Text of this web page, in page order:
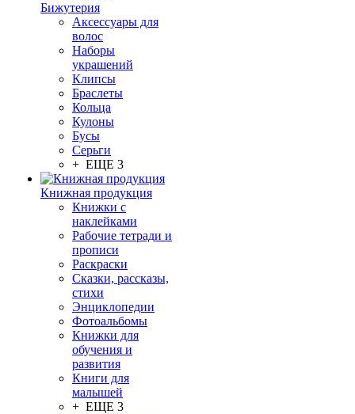
Бижутерия
Аксессуары для
волос
Наборы
украшений
Клипсы
Браслеты
Кольца
Кулоны
Бусы
Серьги
+ ЕЩЕ 3
Книжная продукция
Книжки с
наклейками
Рабочие тетради и
прописи
Раскраски
Сказки, рассказы,
стихи
Энциклопедии
Фотоальбомы
Книжки для
обучения и
развития
Книги для
малышей
+ ЕЩЕ 3